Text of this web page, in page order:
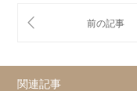
関連記事